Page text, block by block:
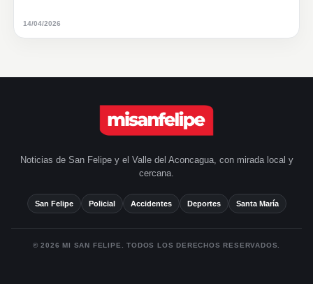
14/04/2026
Noticias de San Felipe y el Valle del Aconcagua, con mirada local y
cercana.
San Felipe Policial Accidentes Deportes Santa María
© 2026 MI SAN FELIPE. TODOS LOS DERECHOS RESERVADOS.